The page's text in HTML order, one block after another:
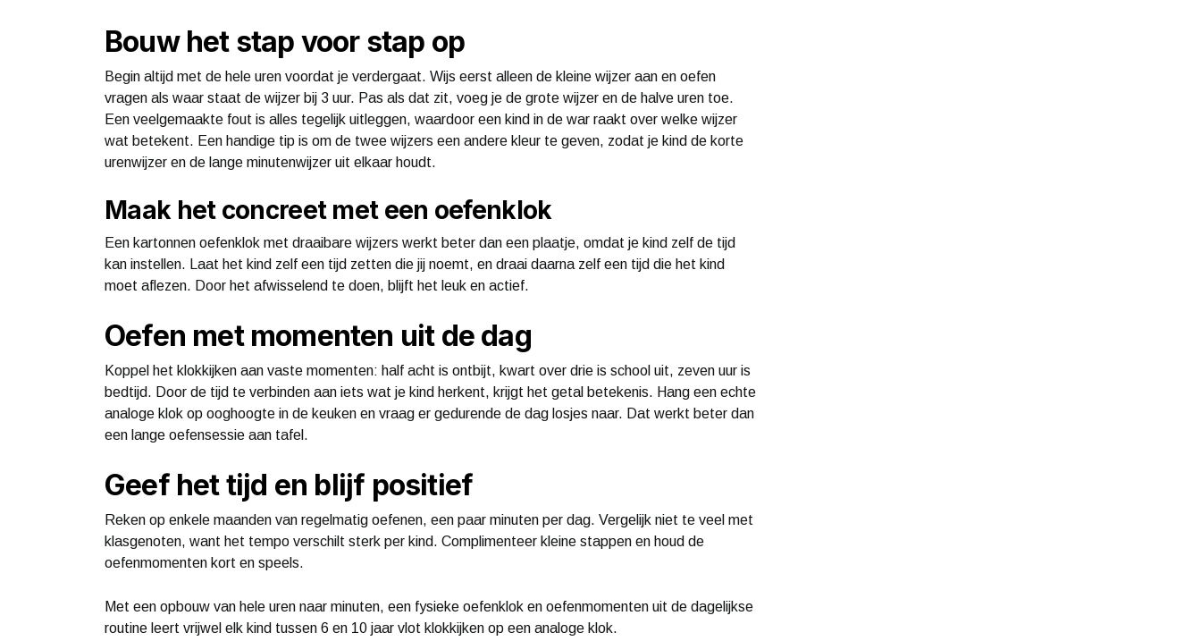
Bouw het stap voor stap op
Begin altijd met de hele uren voordat je verdergaat. Wijs eerst alleen de kleine wijzer aan en oefen
vragen als waar staat de wijzer bij 3 uur. Pas als dat zit, voeg je de grote wijzer en de halve uren toe.
Een veelgemaakte fout is alles tegelijk uitleggen, waardoor een kind in de war raakt over welke wijzer
wat betekent. Een handige tip is om de twee wijzers een andere kleur te geven, zodat je kind de korte
urenwijzer en de lange minutenwijzer uit elkaar houdt.
Maak het concreet met een oefenklok
Een kartonnen oefenklok met draaibare wijzers werkt beter dan een plaatje, omdat je kind zelf de tijd
kan instellen. Laat het kind zelf een tijd zetten die jij noemt, en draai daarna zelf een tijd die het kind
moet aflezen. Door het afwisselend te doen, blijft het leuk en actief.
Oefen met momenten uit de dag
Koppel het klokkijken aan vaste momenten: half acht is ontbijt, kwart over drie is school uit, zeven uur is
bedtijd. Door de tijd te verbinden aan iets wat je kind herkent, krijgt het getal betekenis. Hang een echte
analoge klok op ooghoogte in de keuken en vraag er gedurende de dag losjes naar. Dat werkt beter dan
een lange oefensessie aan tafel.
Geef het tijd en blijf positief
Reken op enkele maanden van regelmatig oefenen, een paar minuten per dag. Vergelijk niet te veel met
klasgenoten, want het tempo verschilt sterk per kind. Complimenteer kleine stappen en houd de
oefenmomenten kort en speels.
Met een opbouw van hele uren naar minuten, een fysieke oefenklok en oefenmomenten uit de dagelijkse
routine leert vrijwel elk kind tussen 6 en 10 jaar vlot klokkijken op een analoge klok.